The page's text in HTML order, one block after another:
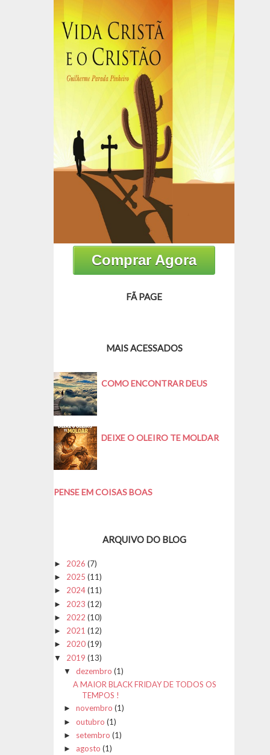
Comprar Agora
FÃ PAGE
MAIS ACESSADOS
COMO ENCONTRAR DEUS
DEIXE O OLEIRO TE MOLDAR
PENSE EM COISAS BOAS
ARQUIVO DO BLOG
► 2026 (7)
► 2025 (11)
► 2024(11)
► 2023 (12)
► 2022 (10)
► 2021 (12)
► 2020(19)
▼ 2019 (13)
▼ dezembro (1)
A MAIOR BLACK FRIDAY DE TODOS OS
TEMPOS !
► novembro (1)
► outubro (1)
► setembro (1)
► agosto (1)